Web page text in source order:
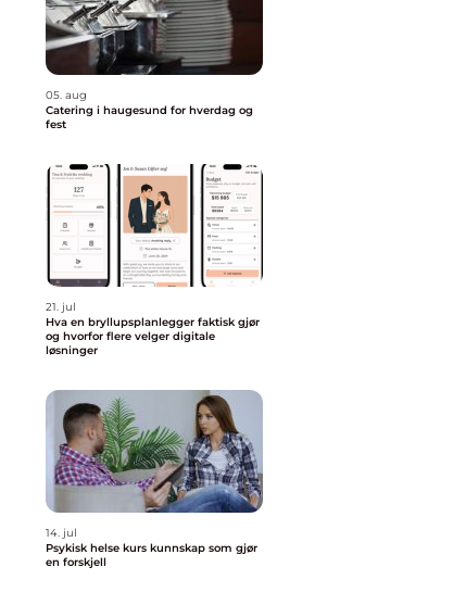
05. aug
Catering i haugesund for hverdag og
fest
21. jul
Hva en bryllupsplanlegger faktisk gjør
og hvorfor flere velger digitale
løsninger
14. jul
Psykisk helse kurs kunnskap som gjør
en forskjell